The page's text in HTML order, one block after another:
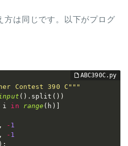
方は同じです。以下がプログ
Contest 390 C"""
input ( ) . split ( ) )
i in range ( h )
, - 1
, - 1
) :